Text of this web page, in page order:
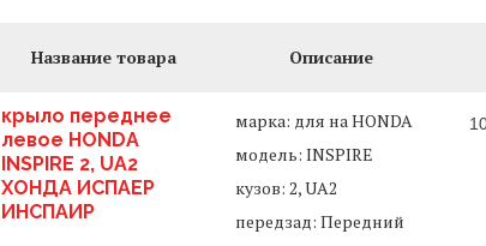
Название товара Описание
крыло переднее
левое HONDA
INSPIRE 2, UA2
ХОНДА ИСПАЕР
ИНСПАИР
марка: для на HONDA
модель: INSPIRE
кузов: 2, UA2
передзад: Передний